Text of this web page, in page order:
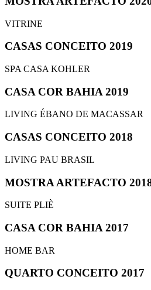
VITRINE
CASAS CONCEITO 2019
SPA CASA KOHLER
CASA COR BAHIA 2019
LIVING ÉBANO DE MACASSAR
CASAS CONCEITO 2018
LIVING PAU BRASIL
MOSTRA ARTEFACTO
SUITE PLIÈ
CASA COR BAHIA 2017
HOME BAR
QUARTO CONCEITO 2017